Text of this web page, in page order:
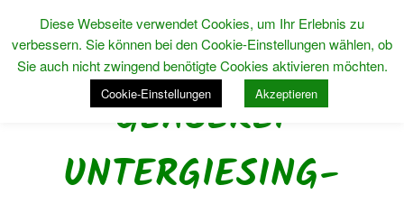
GLASEREI
UNTERGIESING-
Diese Webseite verwendet Cookies, um Ihr Erlebnis zu
verbessern. Sie können bei den Cookie-Einstellungen wählen, ob
Sie auch nicht zwingend benötigte Cookies aktivieren möchten.
Cookie-Einstellungen Akzeptieren